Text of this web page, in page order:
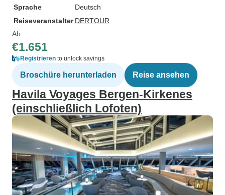
Sprache
Deutsch
Reiseveranstalter DERTOUR
Ab
€1.651
Registrieren to unlock savings
Broschüre herunterladen Reise ansehen
Havila Voyages Bergen-Kirkenes
(einschließlich Lofoten)